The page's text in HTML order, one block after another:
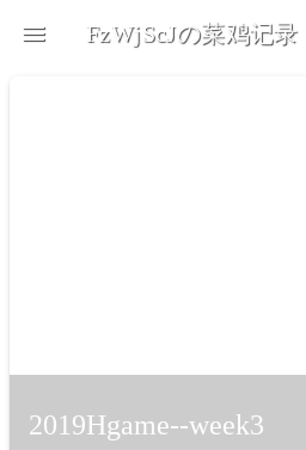
menu FzWjScJの菜鸡记录
2019Hgame--week3